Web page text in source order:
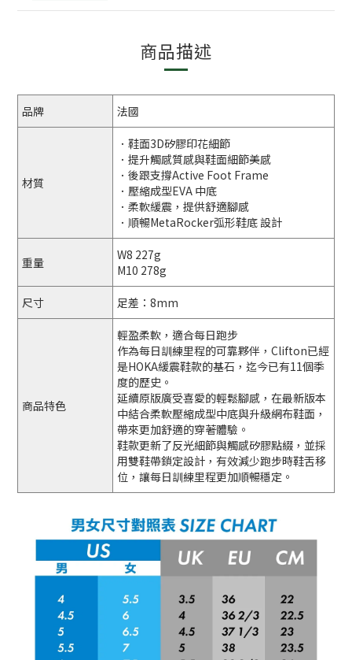
商品描述
品牌 法國
材質
．鞋面3D矽膠印花細節
．提升觸感質感與鞋面細節美感
．後跟支撐Active Foot Frame
．壓縮成型EVA 中底
．柔軟緩震，提供舒適腳感
．順暢MetaRocker弧形鞋底 設計
重量
W8 227g
M10 278g
尺寸 足差：8mm
商品特色
輕盈柔軟，適合每日跑步
作為每日訓練里程的可靠夥伴，Clifton已經
是HOKA緩震鞋款的基石，迄今已有11個季
度的歷史。
延續原版廣受喜愛的輕鬆腳感，在最新版本
中結合柔軟壓縮成型中底與升級網布鞋面，
帶來更加舒適的穿著體驗。
鞋款更新了反光細節與觸感矽膠點綴，並採
用雙鞋帶鎖定設計，有效減少跑步時鞋舌移
位，讓每日訓練里程更加順暢穩定。